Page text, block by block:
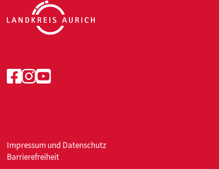
Facebook
Instagram
Youtube
Impressum und Datenschutz
Barrierefreiheit